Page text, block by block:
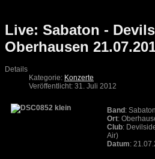
Live: Sabaton -
Oberhausen
Details
Kategorie: Konzerte
Veröffentlicht: 31. Juli 2012
Band : Sabaton
Ort:
Club:
Air)
Datum: